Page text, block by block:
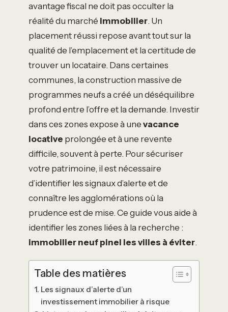
avantage fiscal ne doit pas occulter la
réalité du marché immobilier. Un
placement réussi repose avant tout sur la
qualité de l’emplacement et la certitude de
trouver un locataire. Dans certaines
communes, la construction massive de
programmes neufs a créé un déséquilibre
profond entre l’offre et la demande. Investir
dans ces zones expose à une vacance
locative prolongée et à une revente
difficile, souvent à perte. Pour sécuriser
votre patrimoine, il est nécessaire
d’identifier les signaux d’alerte et de
connaître les agglomérations où la
prudence est de mise. Ce guide vous aide à
identifier les zones liées à la recherche :
immobilier neuf pinel les villes à éviter.
Table des matières
Les signaux d’alerte d’un
investissement immobilier à risque